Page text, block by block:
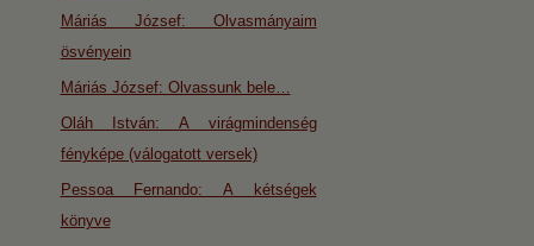
Máriás József: Olvasmányaim
ösvényein
Máriás József: Olvassunk bele…
Oláh István: A virágmindenség
fényképe (válogatott versek)
Pessoa Fernando: A kétségek
könyve